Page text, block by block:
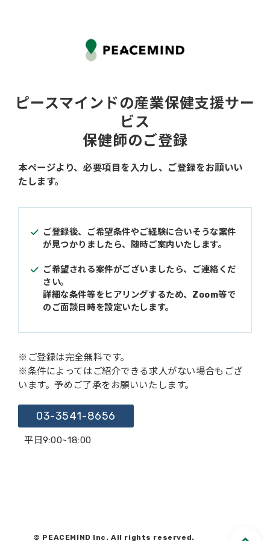
ピースマインドの産業保健支援サー
ビス
保健師のご登録
本ページより、必要項目を入力し、ご登録をお願いい
たします。
ご登録後、ご希望条件やご経験に合いそうな案件
が見つかりましたら、随時ご案内いたします。
ご希望される案件がございましたら、ご連絡くだ
さい。
詳細な条件等をヒアリングするため、Zoom等で
のご面談日時を設定いたします。
※ご登録は完全無料です。
※条件によってはご紹介できる求人がない場合もござ
います。予めご了承をお願いいたします。
03-3541-8656
平日9:00~18:00
© PEACEMIND Inc. All rights reserved.